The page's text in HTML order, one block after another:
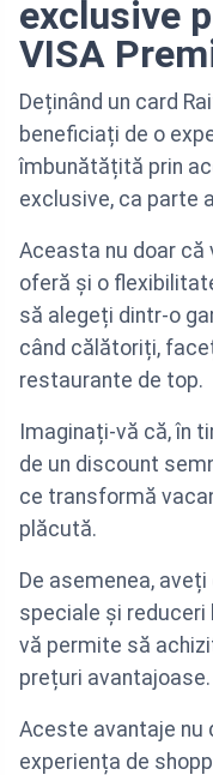
exclusive
VISA
Deținând un card
beneficiați de o
îmbunătățită prin
exclusive, ca parte
Aceasta nu doar că
oferă și o
să alegeți dintr-o
când călătoriți,
restaurante de top.
Imaginați-vă că, în
de un discount
ce transformă
plăcută.
De asemenea,
speciale și reduceri
vă permite să
prețuri avantajoase.
Aceste avantaje nu
experiența de